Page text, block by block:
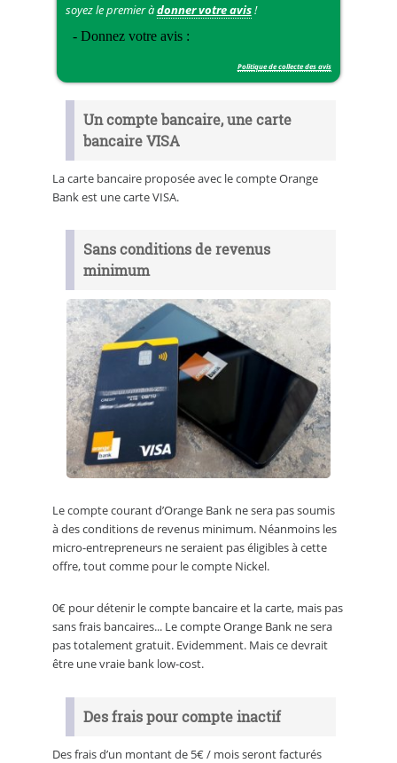
soyez le premier àdonner votre avis!
Politique de collecte des avis
Un compte bancaire, une carte
bancaire VISA
La carte bancaire proposée avec le compte Orange
Bank est une carte VISA.
Sans conditions de revenus
minimum
Le compte courant d’Orange Bank ne sera pas soumis
à des conditions de revenus minimum. Néanmoins les
micro-entrepreneurs ne seraient pas éligibles à cette
offre, tout comme pour le compte Nickel.
0€ pour détenir le compte bancaire et la carte, mais pas
sans frais bancaires... Le compte Orange Bank ne sera
pas totalement gratuit. Evidemment. Mais ce devrait
être une vraie bank low-cost.
Des frais pour compte inactif
Des frais d’un montant de 5€ / mois seront facturés